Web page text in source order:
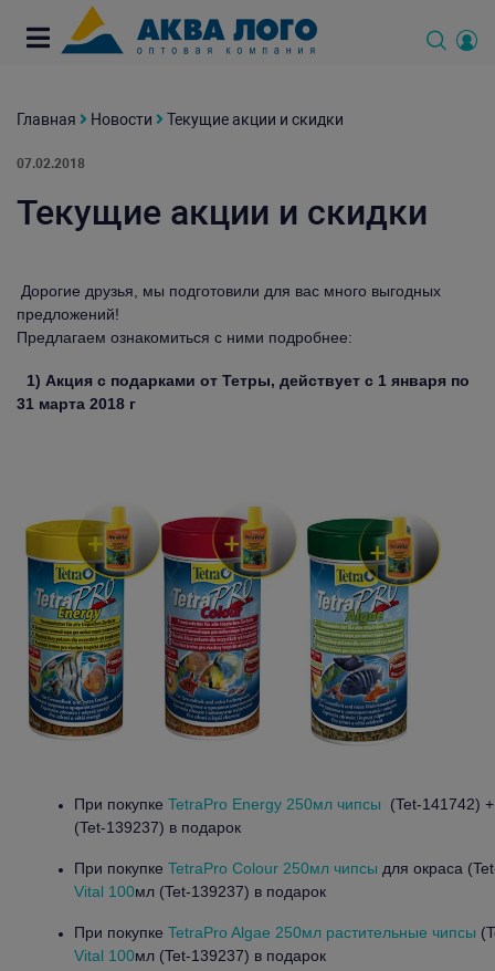
Главная Новости Текущие акции и скидки
07.02.2018
Текущие акции и скидки
Дорогие друзья, мы подготовили для вас много выгодных
предложений!
Предлагаем ознакомиться с ними подробнее:
1) Акция с подарками от Тетры, действует с 1 января по
31 марта 2018 г
При покупке TetraPro Energy 250мл чипсы
(Tet-141742)
(Tet-139237) в подарок
При покупке TetraPro Colour 250мл чипсы для окраса
Vital 100мл (Tet-139237) в подарок
При покупке TetraPro Algae 250мл растительные чипсы
Vital 100мл (Tet-139237) в подарок